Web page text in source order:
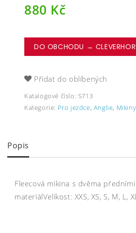
880 Kč
DO OBCHODU →
Přidat do oblíbených
Katalogové číslo: 5713
Kategorie: Pro jezdce, Anglie,
Popis
Fleecová mikina s dvěma
materiálVelikost: XXS, XS, S, M, L,